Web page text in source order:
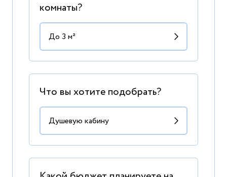
комнаты?
Что вы хотите подобрать?